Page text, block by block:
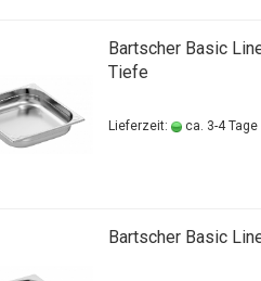
Bartscher Basic
Tiefe
Lieferzeit: ca. 3-4 Tage
Bartscher Basic